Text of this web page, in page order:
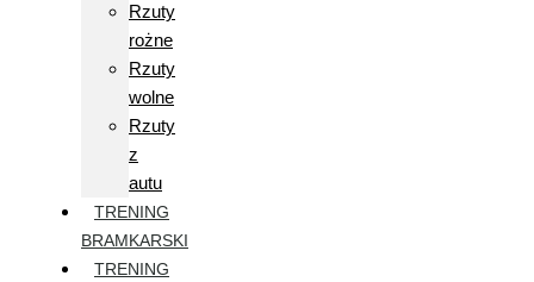
Rzuty
rożne
Rzuty
wolne
Rzuty
z
autu
TRENING
BRAMKARSKI
TRENING